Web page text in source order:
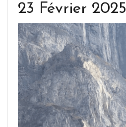
23 Février 2025